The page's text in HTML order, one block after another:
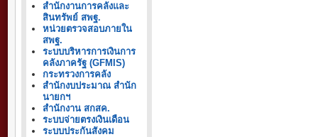
สำนักงานการคลังและ
สินทรัพย์ สพฐ.
หน่วยตรวจสอบภายใน
สพฐ.
ระบบบริหารการเงินการ
คลังภาครัฐ (GFMIS)
กระทรวงการคลัง
สำนักงบประมาณ สำนัก
นายกฯ
สำนักงาน สกสค.
ระบบจ่ายตรงเงินเดือน
ระบบประกันสังคม